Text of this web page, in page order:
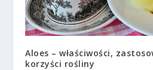
Aloes – właściwości,
korzyści rośliny